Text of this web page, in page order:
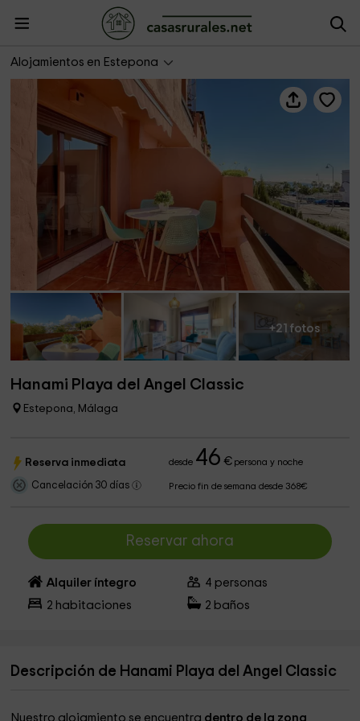
Alojamientos en Estepona
Hanami Playa del Angel Classic
+21 fotos
Hanami Playa del Angel Classic
Estepona, Málaga
Reserva inmediata desde 46 €persona y noche
Cancelación 30 días Precio fin de semana desde 368€
Reservar ahora
Alquiler íntegro 4 personas
2 habitaciones 2 baños
Descripción de Hanami Playa del Angel Classic
Nuestro alojamiento se encuentra dentro de la zona